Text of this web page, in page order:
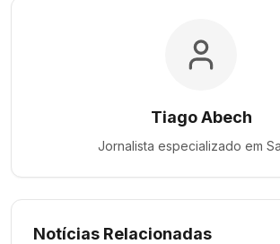
Tiago Abech
Jornalista especializado em
Notícias Relacionadas